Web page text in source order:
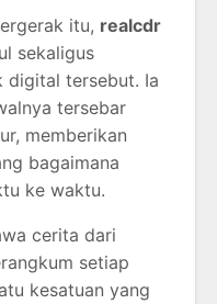
itu, realcdr
sekaligus
digital tersebut. Ia
tersebar
memberikan
bagaimana
ke waktu.
cerita dari
setiap
kesatuan yang